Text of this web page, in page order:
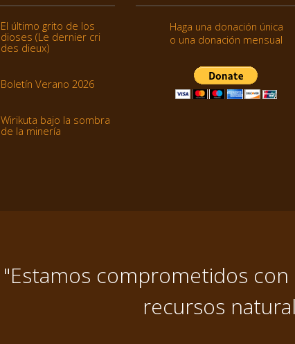
El último grito de los
dioses (Le dernier cri
des dieux)
Boletín Verano 2026
Wirikuta bajo la sombra
de la minería
Haga una donación única
o una donación mensual
"Estamos comprometidos con
recursos